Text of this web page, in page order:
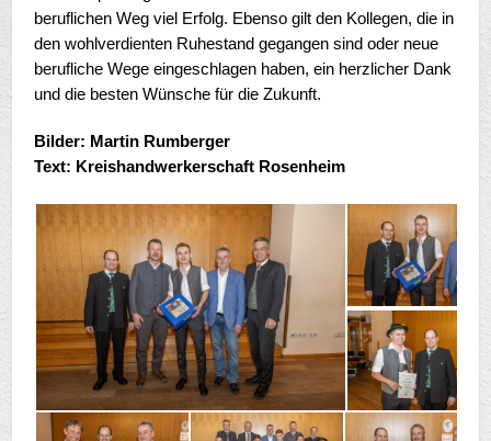
beruflichen Weg viel Erfolg. Ebenso gilt den Kollegen, die in
den wohlverdienten Ruhestand gegangen sind oder neue
berufliche Wege eingeschlagen haben, ein herzlicher Dank
und die besten Wünsche für die Zukunft.
Bilder: Martin Rumberger
Text: Kreishandwerkerschaft Rosenheim